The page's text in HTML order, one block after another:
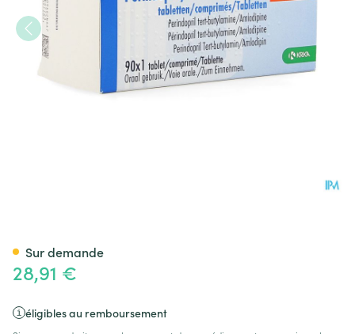
28,91 €
éligibles au remboursement
Sur demande